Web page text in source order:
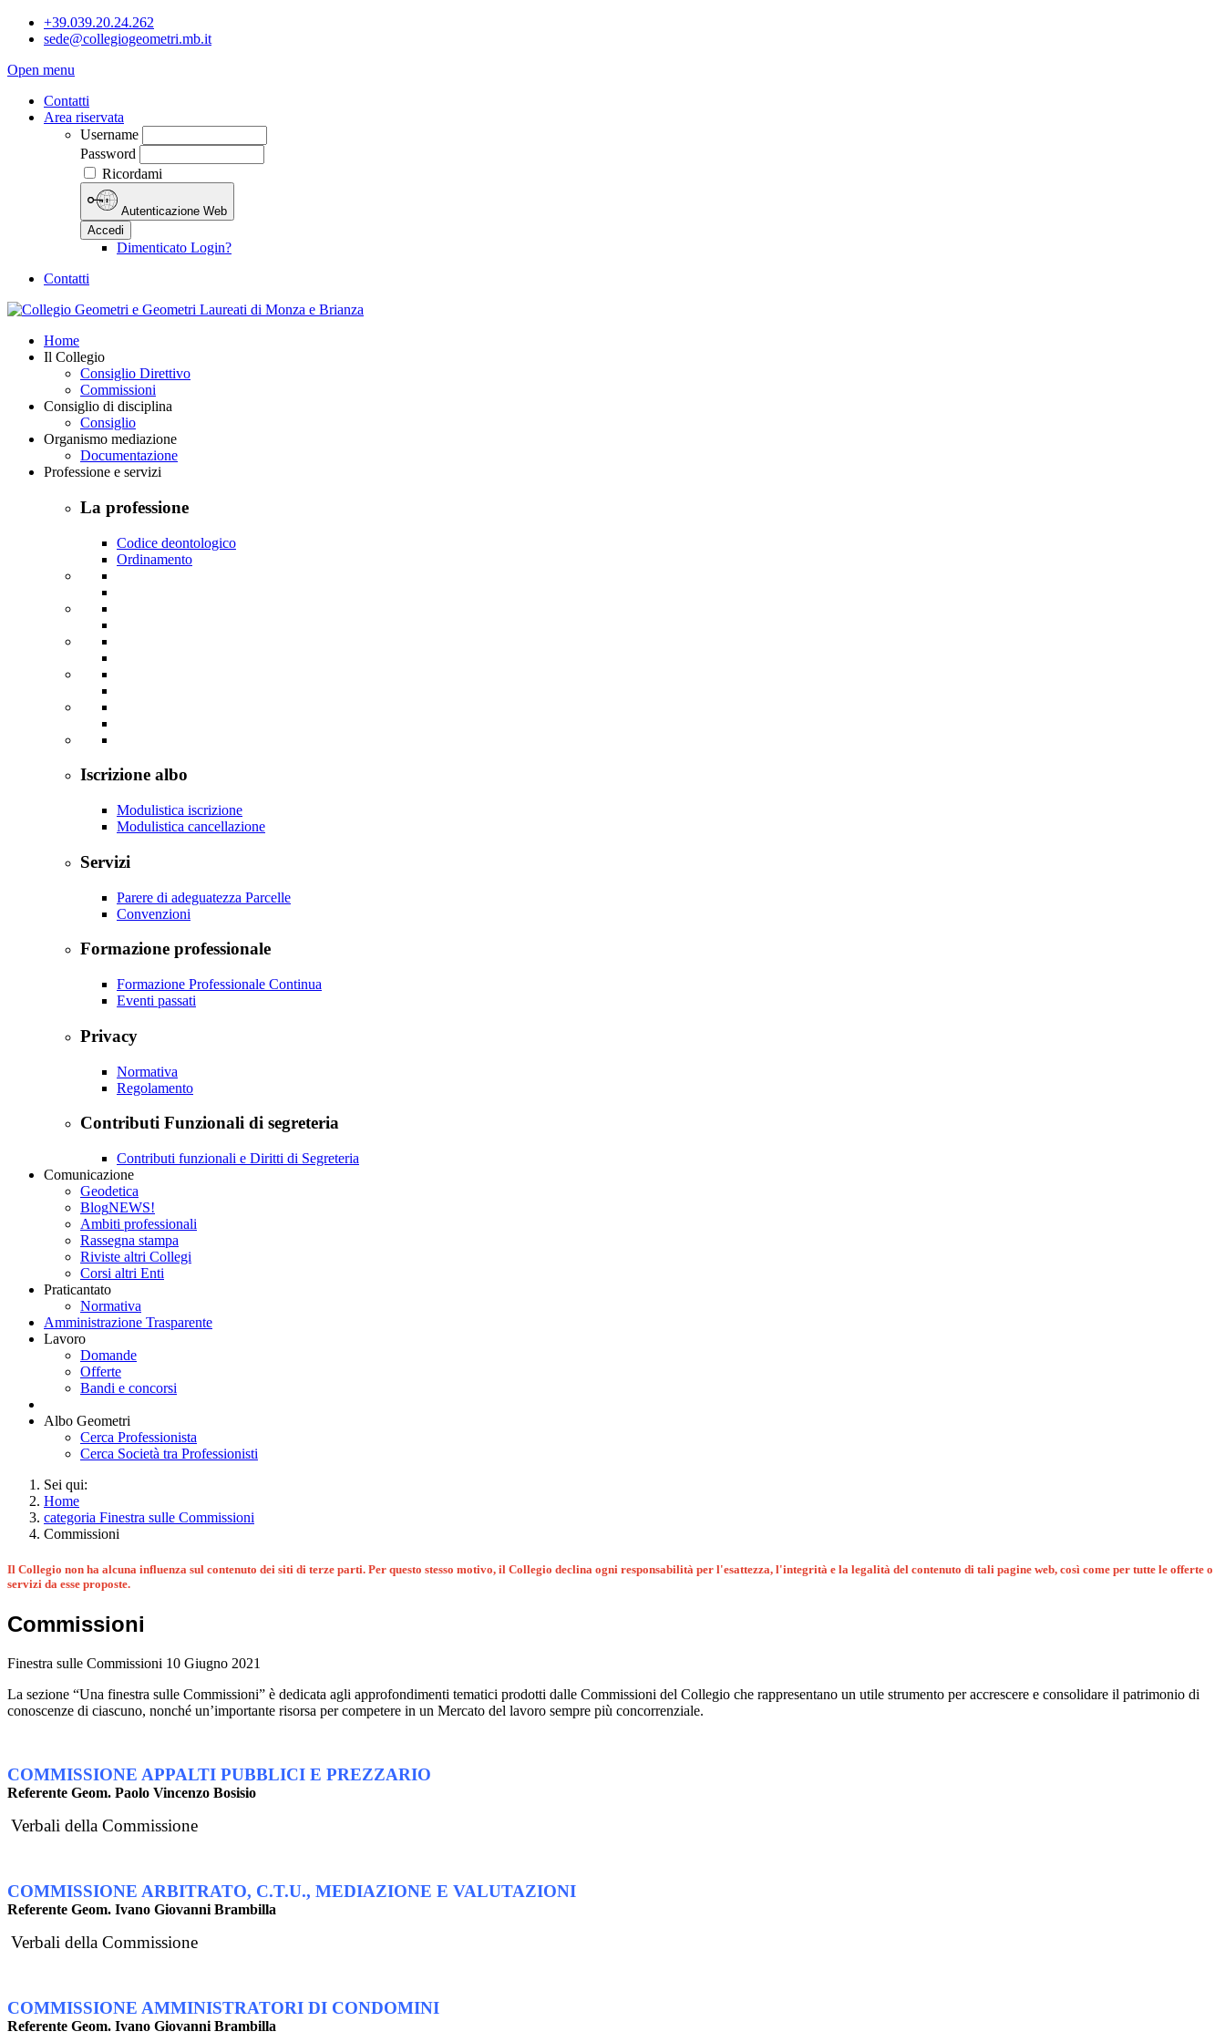
+39.039.20.24.262
sede@collegiogeometri.mb.it
Open menu
Contatti
Area riservata
Username
Password
Ricordami
Autenticazione Web
Accedi
Dimenticato Login?
Contatti
Home
Il Collegio
Consiglio Direttivo
Commissioni
Consiglio di disciplina
Consiglio
Organismo mediazione
Documentazione
Professione e servizi
La professione
Codice deontologico
Ordinamento
Iscrizione albo
Modulistica iscrizione
Modulistica cancellazione
Servizi
Parere di adeguatezza Parcelle
Convenzioni
Formazione professionale
Formazione Professionale Continua
Eventi passati
Privacy
Normativa
Regolamento
Contributi Funzionali di segreteria
Contributi funzionali e Diritti di Segreteria
Comunicazione
Geodetica
BlogNEWS!
Ambiti professionali
Rassegna stampa
Riviste altri Collegi
Corsi altri Enti
Praticantato
Normativa
Amministrazione Trasparente
Lavoro
Domande
Offerte
Bandi e concorsi
Albo Geometri
Cerca Professionista
Cerca Società tra Professionisti
Sei qui:
Home
categoria Finestra sulle Commissioni
Commissioni
Il Collegio non ha alcuna influenza sul contenuto dei siti di terze parti. Per questo stesso motivo, il Collegio declina ogni responsabilità per l'esattezza, l'integrità e la legalità del contenuto di tali pagine web, così come per tutte le offerte o
servizi da esse proposte.
Commissioni
Finestra sulle Commissioni 10 Giugno 2021
La sezione “Una finestra sulle Commissioni” è dedicata agli approfondimenti tematici prodotti dalle Commissioni del Collegio che rappresentano un utile strumento per accrescere e consolidare il patrimonio di
conoscenze di ciascuno, nonché un’importante risorsa per competere in un Mercato del lavoro sempre più concorrenziale.
COMMISSIONE APPALTI PUBBLICI E PREZZARIO
Referente Geom. Paolo Vincenzo Bosisio
Verbali della Commissione
COMMISSIONE ARBITRATO, C.T.U., MEDIAZIONE E VALUTAZIONI
Referente Geom. Ivano Giovanni Brambilla
Verbali della Commissione
COMMISSIONE AMMINISTRATORI DI CONDOMINI
Referente Geom. Ivano Giovanni Brambilla